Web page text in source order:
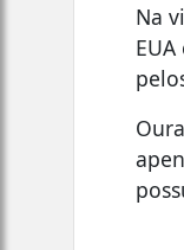
Na